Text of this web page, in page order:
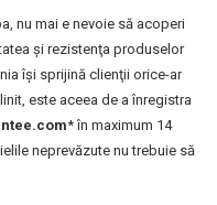
nu mai e nevoie să acoperi
şi rezistenţa produselor
îşi sprijină clienţii orice-ar
este aceea de a înregistra
* în maximum 14
neprevăzute nu trebuie să